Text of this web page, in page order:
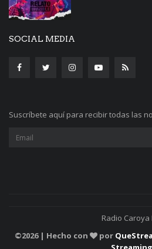
SOCIAL MEDIA
Suscríbete aquí para recibir todas las
Radio Caroya
©2026 | Hecho con por